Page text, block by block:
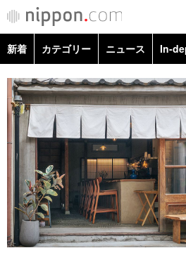
カテゴリー
政治・外交
経済・ビジネス
ニュース
トップ
In-depth
新着 カテゴリー ニュース In-
政治・外交
経済・ビジネス
国際・海外
社会
文化